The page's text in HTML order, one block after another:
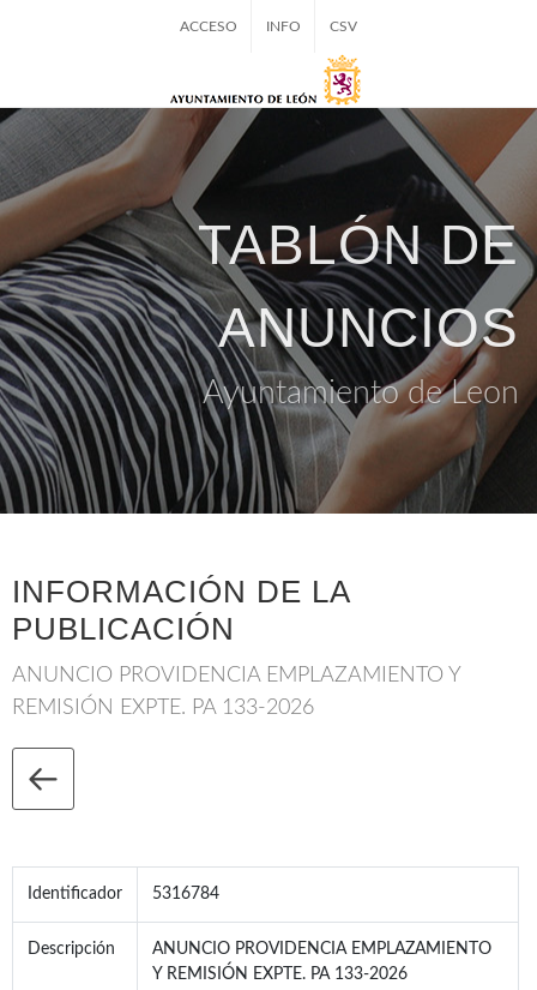
ACCESO INFO CSV
TABLÓN DE
ANUNCIOS
Ayuntamiento de Leon
INFORMACIÓN DE LA
PUBLICACIÓN
ANUNCIO PROVIDENCIA EMPLAZAMIENTO Y
REMISIÓN EXPTE. PA 133-2026
Identificador 5316784
Descripción
ANUNCIO PROVIDENCIA EMPLAZAMIENTO
Y REMISIÓN EXPTE. PA 133-2026